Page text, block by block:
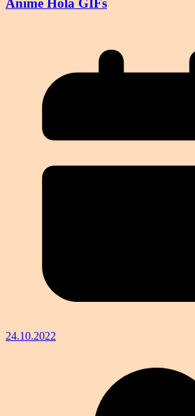
Anime Hola GIFs
24.10.2022